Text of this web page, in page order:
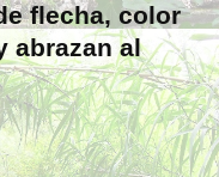
flecha, color
abrazan al